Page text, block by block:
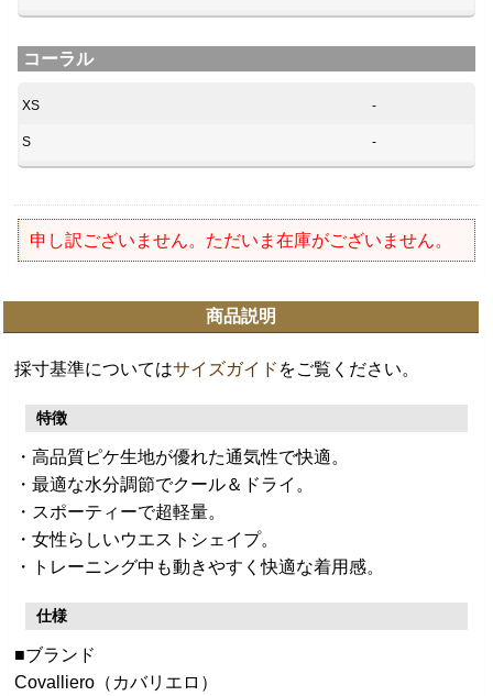
コーラル
XS -
S -
申し訳ございません。ただいま在庫がございません。
商品説明
採寸基準についてはサイズガイド をご覧ください。
特徴
・高品質ピケ生地が優れた通気性で快適。
・最適な水分調節でクール＆ドライ。
・スポーティーで超軽量。
・女性らしいウエストシェイプ。
・トレーニング中も動きやすく快適な着用感。
仕様
■ブランド
Covalliero（カバリエロ）